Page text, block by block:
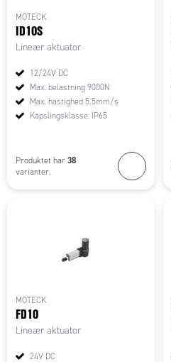
MOTECK
ID10S
Lineær aktuator
12/24V DC
Max. belastning 9000N
Max. hastighed 5.5mm/s
Kapslingsklasse: IP65
Produktet har 38
varianter.
MOTECK
FD10
Lineær aktuator
24V DC